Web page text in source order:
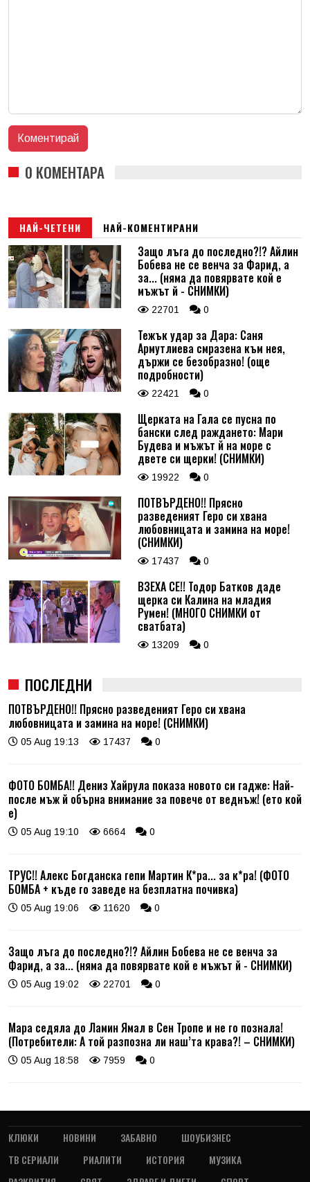
0 КОМЕНТАРА
НАЙ-ЧЕТЕНИ НАЙ-КОМЕНТИРАНИ
Защо лъга до последно?!? Айлин
Бобева не се венча за Фарид, а
за... (няма да повярвате кой е
мъжът й - СНИМКИ)
22701 0
Тежък удар за Дара: Саня
Армутлиева смразена към нея,
държи се безобразно! (още
подробности)
22421 0
Щерката на Гала се пусна по
бански след раждането: Мари
Будева и мъжът й на море с
двете си щерки! (СНИМКИ)
19922 0
ПОТВЪРДЕНО!! Прясно
разведеният Геро си хвана
любовницата и замина на море!
(СНИМКИ)
17437 0
ВЗЕХА СЕ!! Тодор Батков даде
щерка си Калина на младия
Румен! (МНОГО СНИМКИ от
сватбата)
13209 0
ПОСЛЕДНИ
ПОТВЪРДЕНО!! Прясно разведеният Геро си хвана
любовницата и замина на море! (СНИМКИ)
05 Aug 19:13 17437 0
ФОТО БОМБА!! Дениз Хайрула показа новото си гадже: Най-
после мъж й обърна внимание за повече от веднъж! (ето кой
е)
05 Aug 19:10 6664 0
ТРУС!! Алекс Богданска гепи Мартин К*ра... за к*ра! (ФОТО
БОМБА + къде го заведе на безплатна почивка)
05 Aug 19:06 11620 0
Защо лъга до последно?!? Айлин Бобева не се венча за
Фарид, а за... (няма да повярвате кой е мъжът й - СНИМКИ)
05 Aug 19:02 22701 0
Мара седяла до Ламин Ямал в Сен Тропе и не го познала!
(Потребители: А той разпозна ли наш’та крава?! – СНИМКИ)
05 Aug 18:58 7959 0
КЛЮКИ НОВИНИ ЗАБАВНО
ШОУБИЗНЕС
ТВ СЕРИАЛИ
РИАЛИТИ ИСТОРИЯ
МУЗИКА